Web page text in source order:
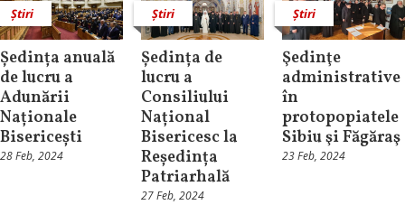
Știri
Ședința anuală
de lucru a
Adunării
Naționale
Bisericești
28 Feb, 2024
Știri
Ședința de
lucru a
Consiliului
Național
Bisericesc la
Reședința
Patriarhală
27 Feb, 2024
Știri
Şedinţe
administrative
în
protopopiatele
Sibiu şi Făgăraş
23 Feb, 2024